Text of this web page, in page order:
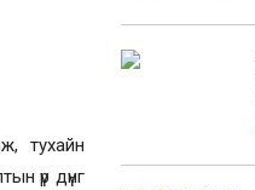
тухайн
үр дүнг